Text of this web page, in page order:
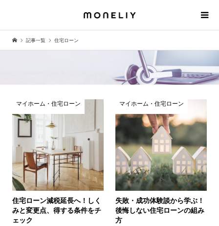
記事一覧 住宅ローン
マイホーム・住宅ローン
住宅ローン減税延長へ！しく
みと変更点、得する条件をチ
ェック
マイホーム・住宅ローン
失敗・成功体験談から学ぶ！
後悔しない住宅ローンの組み
方